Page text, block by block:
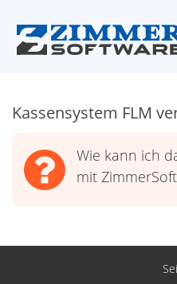
Kassensystem FLM
Wie kann ich
mit